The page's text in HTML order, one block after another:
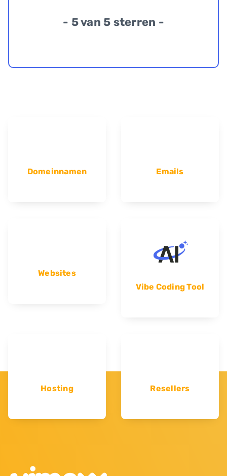
- 5 van 5 sterren -
Domeinnamen Emails
Websites
Vibe Coding Tool
Hosting Resellers